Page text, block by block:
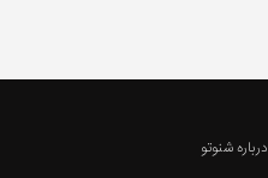
درباره شنوتو